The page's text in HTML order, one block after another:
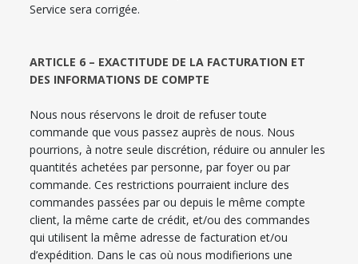
Service sera corrigée.
ARTICLE 6 – EXACTITUDE DE LA FACTURATION ET
DES INFORMATIONS DE COMPTE
Nous nous réservons le droit de refuser toute
commande que vous passez auprès de nous. Nous
pourrions, à notre seule discrétion, réduire ou annuler les
quantités achetées par personne, par foyer ou par
commande. Ces restrictions pourraient inclure des
commandes passées par ou depuis le même compte
client, la même carte de crédit, et/ou des commandes
qui utilisent la même adresse de facturation et/ou
d’expédition. Dans le cas où nous modifierions une